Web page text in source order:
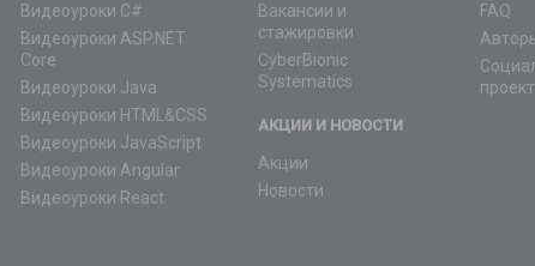
Видеоуроки C#
Видеоуроки ASP.NET
Core
Видеоуроки Java
Видеоуроки HTML&CSS
Видеоуроки JavaScript
Видеоуроки Angular
Видеоуроки React
Вакансии и
стажировки
CyberBionic
Systematics
АКЦИИ И НОВОСТИ
Акции
Новости
FAQ
проект